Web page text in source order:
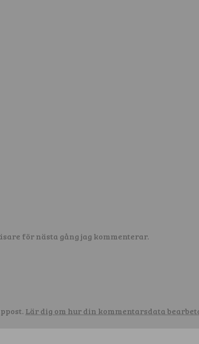
för nästa gång jag kommenterar.
Lär dig om hur din kommentarsdata